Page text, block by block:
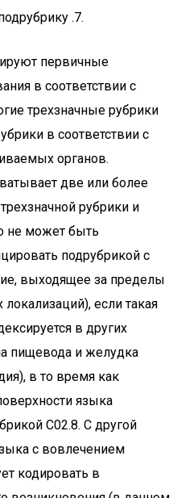
.7.
первичные
в соответствии с
трехзначные рубрики
в соответствии с
органов.
две или более
рубрики и
не может быть
подрубрикой с
выходящее за пределы
если такая
в других
пищевода и желудка
в то время как
языка
C02.8. С другой
с вовлечением
кодировать в